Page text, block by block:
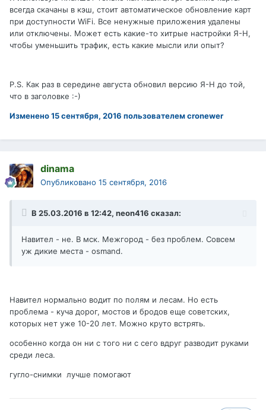
всегда скачаны в кэш, стоит автоматическое обновление карт
при доступности WiFi. Все ненужные приложения удалены
или отключены. Может есть какие-то хитрые настройки Я-Н,
чтобы уменьшить трафик, есть какие мысли или опыт?
P.S. Как раз в середине августа обновил версию Я-Н до той,
что в заголовке :-)
Изменено15 сентября, 2016 пользователем cronewer
dinama
Опубликовано 15 сентября, 2016
В 25.03.2016 в 12:42, neon416 сказал:
Навител - не. В мск. Межгород - без проблем. Совсем
уж дикие места - osmand.
Навител нормально водит по полям и лесам. Но есть
проблема - куча дорог, мостов и бродов еще советских,
которых нет уже 10-20 лет. Можно круто встрять.
особенно когда он ни с того ни с сего вдруг разводит руками
среди леса.
гугло-снимки лучше помогают